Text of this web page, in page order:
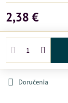
2,38 €
Doručenia